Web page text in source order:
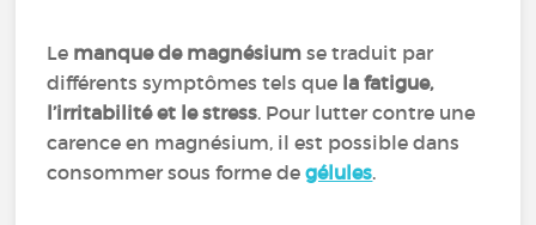
Le manque de magnésiumse traduit par
différents symptômes tels que la fatigue,
l’irritabilité et le stress. Pour lutter contre une
carence en magnésium, il est possible dans
consommer sous forme de gélules.